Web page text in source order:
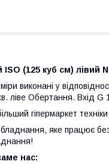
(125 куб см) лівий
виконані у
ліве Обертання. Вхід G
гіпермаркет техніки
яке працює
нас: